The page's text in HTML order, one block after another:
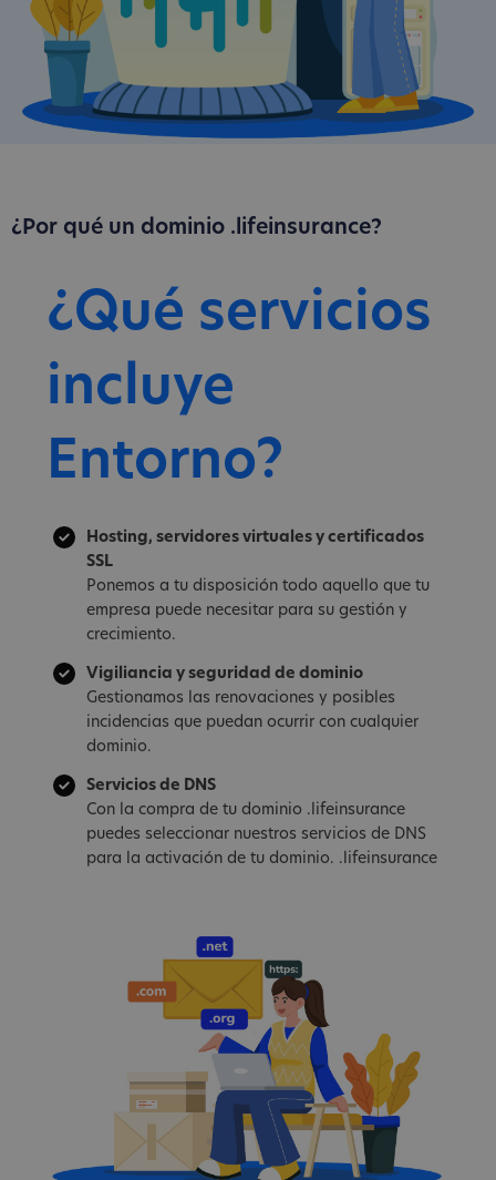
¿Por qué un dominio .lifeinsurance?
¿Qué servicios
incluye
Entorno?
Hosting, servidores virtuales y certificados
SSL
Ponemos a tu disposición todo aquello que tu
empresa puede necesitar para su gestión y
crecimiento.
Vigiliancia y seguridad de dominio
Gestionamos las renovaciones y posibles
incidencias que puedan ocurrir con cualquier
dominio.
Servicios de DNS
Con la compra de tu dominio .lifeinsurance
puedes seleccionar nuestros servicios de DNS
para la activación de tu dominio. .lifeinsurance